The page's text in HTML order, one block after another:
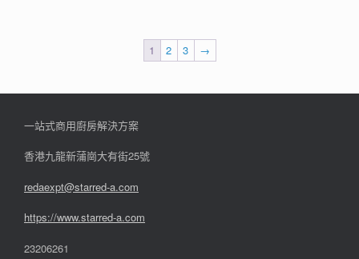
1 2 3 →
一站式商用廚房解決方案
香港九龍新蒲崗大有街25號
redaexpt@starred-a.com
https://www.starred-a.com
23206261